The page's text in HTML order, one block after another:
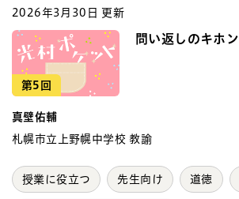
2026年3月30日 更新
第5回
問い返しのキホン
真壁佑輔
札幌市立上野幌中学校 教諭
授業に役立つ 先生向け 道徳